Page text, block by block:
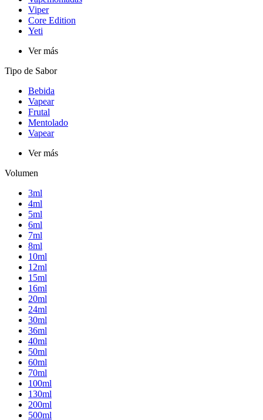
Viper
Core Edition
Yeti
Ver más
Tipo de Sabor
Bebida
Vapear
Frutal
Mentolado
Vapear
Ver más
Volumen
3ml
4ml
5ml
6ml
7ml
8ml
10ml
12ml
15ml
16ml
20ml
24ml
30ml
36ml
40ml
50ml
60ml
70ml
100ml
130ml
200ml
500ml